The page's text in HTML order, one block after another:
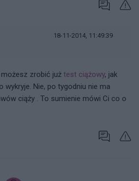
18-11-2014, 11:49:39
zrobić już test ciążowy, jak
wykryje. Nie, po tygodniu nie ma
ciąży . To sumienie mówi Ci co o